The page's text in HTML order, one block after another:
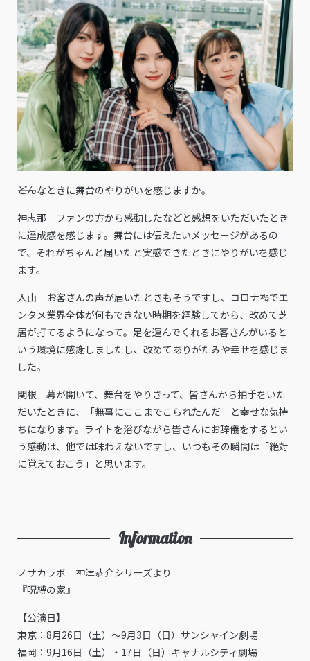
――どんなときに舞台のやりがいを感じますか。
神志那 ファンの方から感動したなどと感想をいただいたとき
に達成感を感じます。舞台には伝えたいメッセージがあるの
で、それがちゃんと届いたと実感できたときにやりがいを感じ
ます。
入山 お客さんの声が届いたときもそうですし、コロナ禍でエ
ンタメ業界全体が何もできない時期を経験してから、改めて芝
居が打てるようになって。足を運んでくれるお客さんがいると
いう環境に感謝しましたし、改めてありがたみや幸せを感じま
した。
関根 幕が開いて、舞台をやりきって、皆さんから拍手をいた
だいたときに、「無事にここまでこられたんだ」と幸せな気持
ちになります。ライトを浴びながら皆さんにお辞儀をするとい
う感動は、他では味わえないですし、いつもその瞬間は「絶対
に覚えておこう」と思います。
Information
ノサカラボ 神津恭介シリーズより
『呪縛の家』
【公演日】
東京：8月26日（土）〜9月3日（日）サンシャイン劇場
福岡：9月16日（土）・17日（日）キャナルシティ劇場